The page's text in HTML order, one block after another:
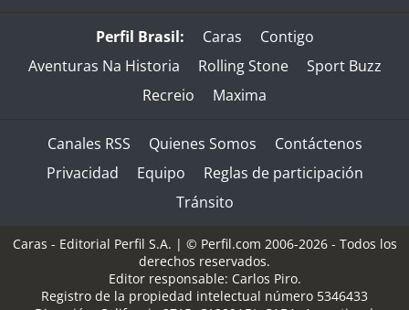
Perfil Brasil: Caras
Contigo
Aventuras Na Historia
Rolling Stone
Sport Buzz
Recreio
Maxima
Canales RSS Quienes Somos
Contáctenos
Privacidad
Equipo
Reglas de participación
Tránsito
Caras - Editorial Perfil S.A. | © Perfil.com 2006-2026 - Todos los
derechos reservados.
Editor responsable: Carlos Piro.
Registro de la propiedad intelectual número 5346433